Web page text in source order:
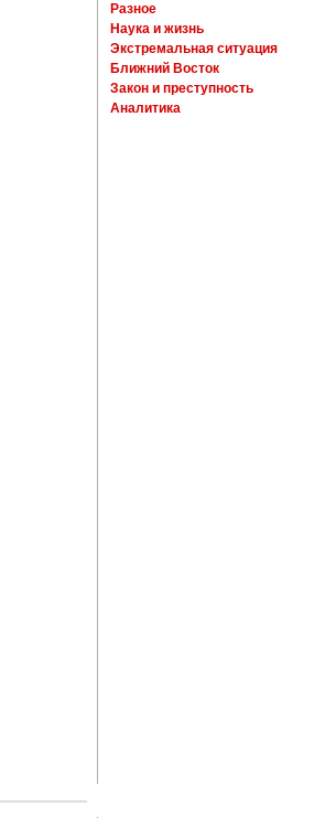
Разное
Наука и жизнь
Экстремальная ситуация
Ближний Восток
Закон и преступность
Аналитика